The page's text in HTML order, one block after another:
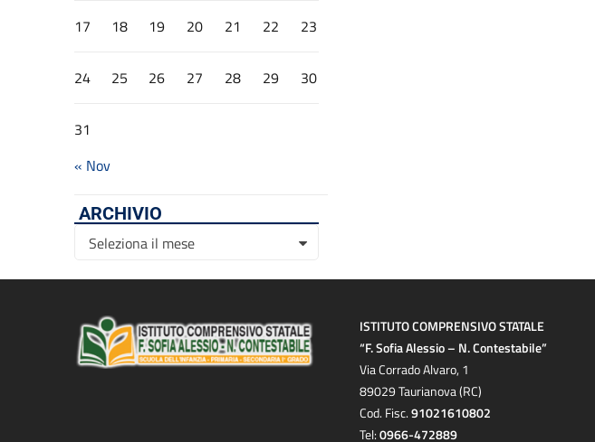
17 18 19 20 21 22 23
24 25 26 27 28 29 30
31
« Nov
ARCHIVIO
Archivio
Seleziona il mese
ISTITUTO COMPRENSIVO STATALE
“F. Sofia Alessio – N. Contestabile”
Via Corrado Alvaro, 1
89029 Taurianova (RC)
Cod. Fisc.91021610802
Tel:0966-472889